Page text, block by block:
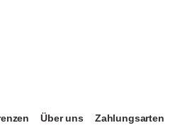
Über uns Zahlungsarten